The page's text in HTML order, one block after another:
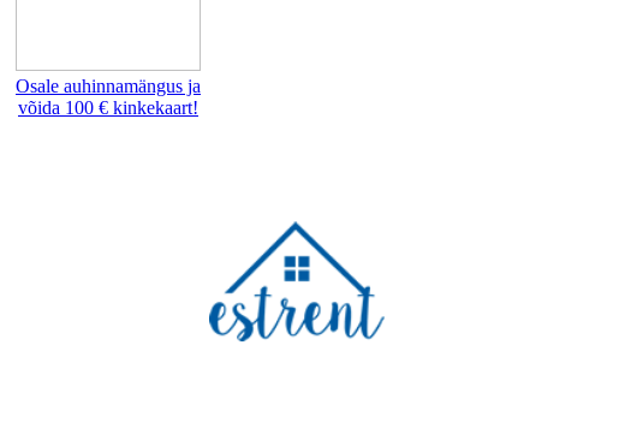
Osale auhinnamängus ja
võida 100 € kinkekaart!